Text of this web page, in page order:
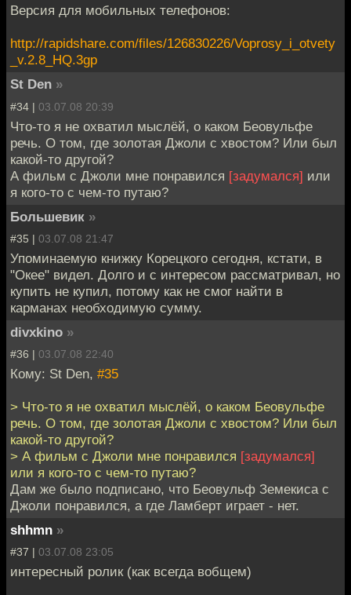
Версия для мобильных телефонов:
http://rapidshare.com/files/126830226/Voprosy_i_otvety
_v.2.8_HQ.3gp
St Den »
#34 | 03.07.08 20:39
Что-то я не охватил мыслёй, о каком Беовульфе
речь. О том, где золотая Джоли с хвостом? Или был
какой-то другой?
А фильм с Джоли мне понравился [задумался] или
я кого-то с чем-то путаю?
Большевик »
#35 | 03.07.08 21:47
Упоминаемую книжку Корецкого сегодня, кстати, в
"Окее" видел. Долго и с интересом рассматривал, но
купить не купил, потому как не смог найти в
карманах необходимую сумму.
divxkino »
#36 | 03.07.08 22:40
Кому: St Den, #35
> Что-то я не охватил мыслёй, о каком Беовульфе
речь. О том, где золотая Джоли с хвостом? Или был
какой-то другой?
> А фильм с Джоли мне понравился [задумался]
или я кого-то с чем-то путаю?
Дам же было подписано, что Беовульф Земекиса с
Джоли понравился, а где Ламберт играет - нет.
shhmn »
#37 | 03.07.08 23:05
интересный ролик (как всегда вобщем)